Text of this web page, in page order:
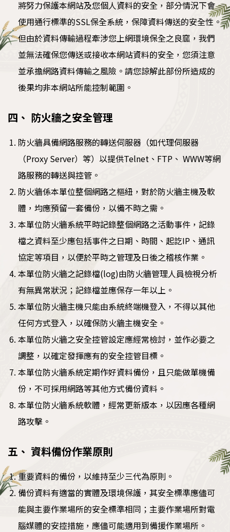
將努力保護本網站及您個人資料的安全，部分情況下會
使用通行標準的SSL保全系統，保障資料傳送的安全性。
但由於資料傳輸過程牽涉您上網環境保全之良窳，我們
並無法確保您傳送或接收本網站資料的安全，您須注意
並承擔網路資料傳輸之風險。請您諒解此部份所造成的
後果均非本網站所能控制範圍。
四、 防火牆之安全管理
防火牆具備網路服務的轉送伺服器（如代理伺服器
（Proxy Server）等）以提供Telnet、FTP、 WWW等網
路服務的轉送與控管。
防火牆係本單位整個網路之樞紐，對於防火牆主機及軟
體，均應預留一套備份，以備不時之需。
本單位防火牆系統平時記錄整個網路之活動事件，記錄
檔之資料至少應包括事件之日期、時間、起訖IP、通訊
協定等項目，以便於平時之管理及日後之稽核作業。
本單位防火牆之記錄檔(log)由防火牆管理人員檢視分析
有無異常狀況；記錄檔並應保存一年以上。
本單位防火牆主機只能由系統終端機登入，不得以其他
任何方式登入，以確保防火牆主機安全。
本單位防火牆之安全控管設定應經常檢討，並作必要之
調整，以確定發揮應有的安全控管目標。
本單位防火牆系統定期作好資料備份，且只能做單機備
份，不可採用網路等其他方式備份資料。
本單位防火牆系統軟體，經常更新版本，以因應各種網
路攻擊。
五、 資料備份作業原則
重要資料的備份，以維持至少三代為原則。
備份資料有適當的實體及環境保護，其安全標準應儘可
能與主要作業場所的安全標準相同；主要作業場所對電
腦媒體的安控措施，應儘可能適用到備援作業場所。